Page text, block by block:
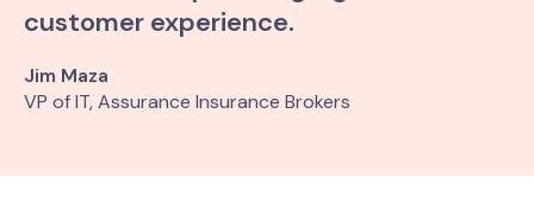
customer experience.
Jim Maza
VP of IT, Assurance Insurance Brokers